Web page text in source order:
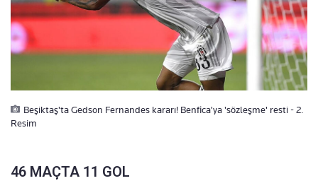
Beşiktaş'ta Gedson Fernandes kararı! Benfica'ya 'sözleşme' resti - 2.
Resim
46 MAÇTA 11 GOL